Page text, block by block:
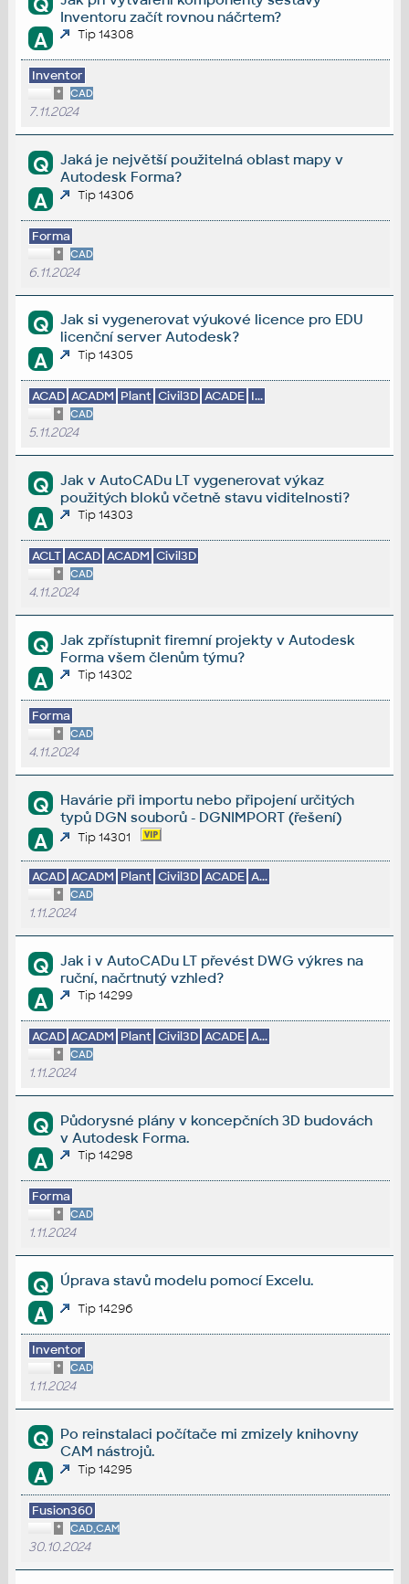
Inventoru začít rovnou náčrtem?
A Tip 14308
Inventor
* CAD
7.11.2024
Q
Jaká je největší použitelná oblast mapy v
Autodesk Forma?
A Tip 14306
Forma
* CAD
6.11.2024
Q
Jak si vygenerovat výukové licence pro EDU
licenční server Autodesk?
A Tip 14305
ACAD ACADM Plant Civil3D ACADE I...
* CAD
5.11.2024
Q
Jak v AutoCADu LT vygenerovat výkaz
použitých bloků včetně stavu viditelnosti?
A Tip 14303
ACLT ACAD ACADM Civil3D
* CAD
4.11.2024
Q
Jak zpřístupnit firemní projekty v Autodesk
Forma všem členům týmu?
A Tip 14302
Forma
* CAD
4.11.2024
Q
Havárie při importu nebo připojení určitých
typů DGN souborů - DGNIMPORT (řešení)
A Tip 14301
ACAD ACADM Plant Civil3D ACADE A...
* CAD
1.11.2024
Q
Jak i v AutoCADu LT převést DWG výkres na
ruční, načrtnutý vzhled?
A Tip 14299
ACAD ACADM Plant Civil3D ACADE A...
* CAD
1.11.2024
Q
Půdorysné plány v koncepčních 3D budovách
v Autodesk Forma.
A Tip 14298
Forma
* CAD
1.11.2024
Q Úprava stavů modelu pomocí Excelu.
A Tip 14296
Inventor
* CAD
1.11.2024
Q
Po reinstalaci počítače mi zmizely knihovny
CAM nástrojů.
A Tip 14295
Fusion360
* CAD,CAM
30.10.2024